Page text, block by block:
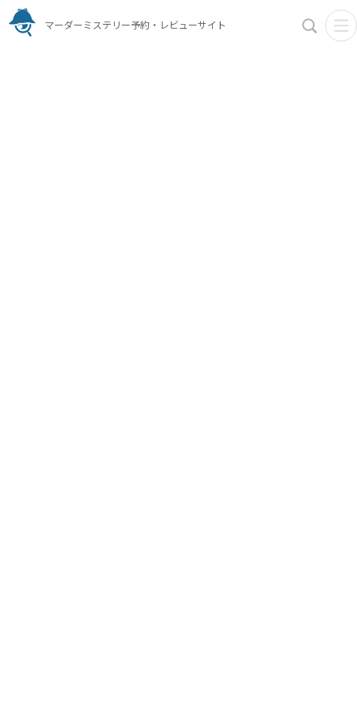
マーダーミステリー予約・レビューサイト